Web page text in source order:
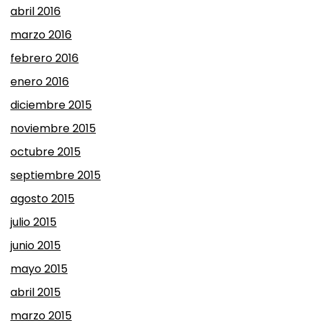
abril 2016
marzo 2016
febrero 2016
enero 2016
diciembre 2015
noviembre 2015
octubre 2015
septiembre 2015
agosto 2015
julio 2015
junio 2015
mayo 2015
abril 2015
marzo 2015